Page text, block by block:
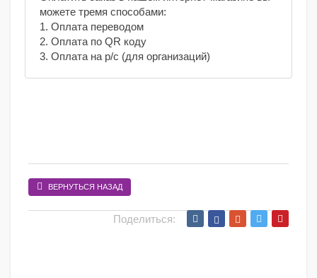
можете тремя способами:
1. Оплата переводом
2. Оплата по QR коду
3. Оплата на р/с (для организаций)
ВЕРНУТЬСЯ НАЗАД
Поделиться: